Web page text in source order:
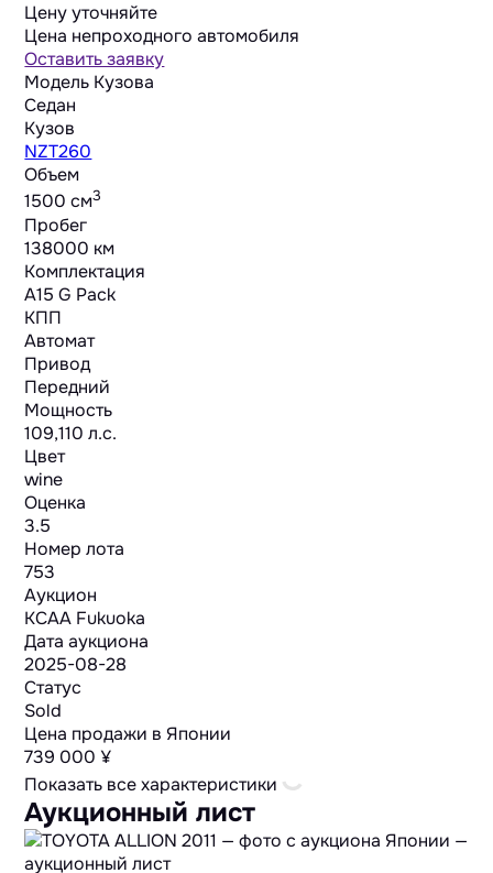
Цену уточняйте
Цена непроходного автомобиля
Оставить заявку
Модель Кузова
Седан
Кузов
NZT260
Объем
1500 cм3
Пробег
138000 км
Комплектация
A15 G Pack
КПП
Автомат
Привод
Передний
Мощность
109,110 л.с.
Цвет
wine
Оценка
3.5
Номер лота
753
Аукцион
KCAA Fukuoka
Дата аукциона
2025-08-28
Статус
Sold
Цена продажи в Японии
739 000 ¥
Показать все характеристики
Аукционный лист